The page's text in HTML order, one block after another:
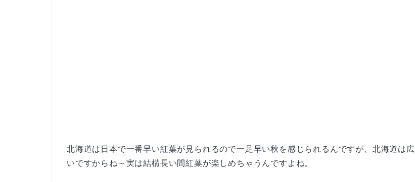
北海道は日本で一番早い紅葉が見られるので一足早い秋を感じられるんですが、北海道は広
いですからね～実は結構長い間紅葉が楽しめちゃうんですよね。